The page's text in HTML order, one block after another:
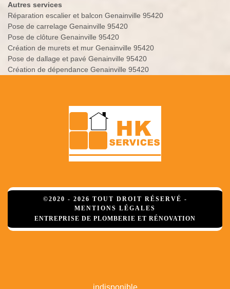
Autres services
Réparation escalier et balcon Genainville 95420
Pose de carrelage Genainville 95420
Pose de clôture Genainville 95420
Création de murets et mur Genainville 95420
Pose de dallage et pavé Genainville 95420
Création de dépendance Genainville 95420
©2020 - 2026 TOUT DROIT RÉSERVÉ -
MENTIONS LÉGALES
ENTREPRISE DE PLOMBERIE ET RÉNOVATION